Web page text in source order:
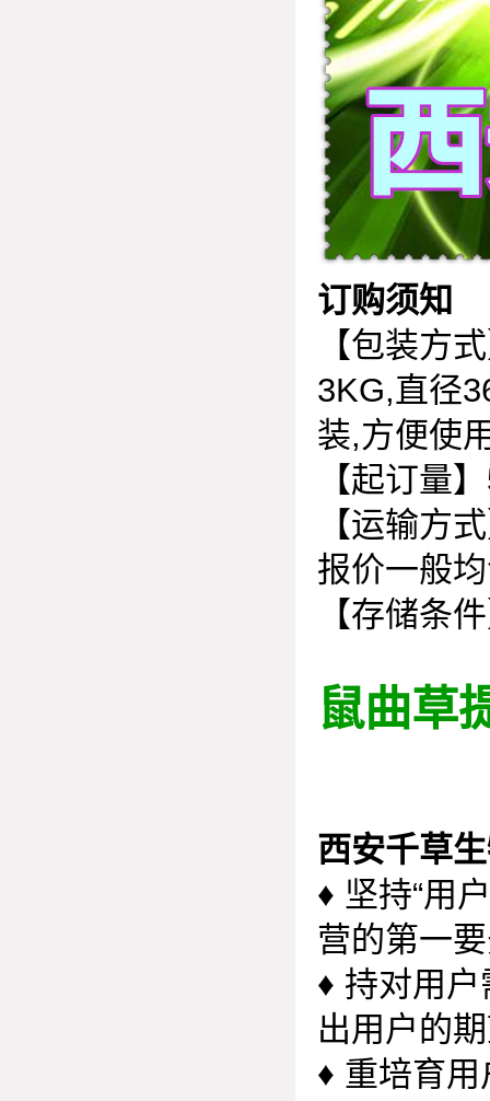
订购须知
【包装方
3KG,直径
装,方便使
【起订量】
【运输方
报价一般
【存储条
鼠曲草
西安千草
♦ 坚持“用
营的第一
♦ 持对用
出用户的
♦ 重培育